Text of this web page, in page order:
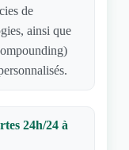
de
ainsi que
24h/24 à